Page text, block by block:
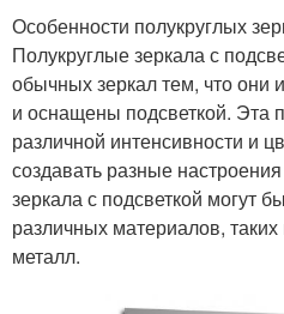
Особенности полукруглых
Полукруглые зеркала с
обычных зеркал тем, что
и оснащены подсветкой. Эта
различной интенсивности и
создавать разные
зеркала с подсветкой могут
различных материалов, таких
металл.